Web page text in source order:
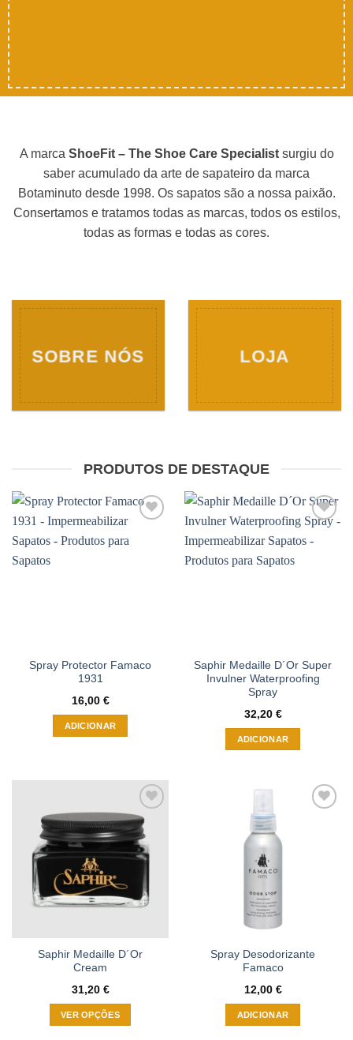
A marca ShoeFit – The Shoe Care Specialistsurgiu do
saber acumulado da arte de sapateiro da marca
Botaminuto desde 1998. Os sapatos são a nossa paixão.
Consertamos e tratamos todas as marcas, todos os estilos,
todas as formas e todas as cores.
SOBRE NÓS LOJA
PRODUTOS DE DESTAQUE
à wishlist
Spray Protector Famaco
1931
16,00 €
ADICIONAR
à wishlist
Saphir Medaille D´Or Super
Invulner Waterproofing
Spray
32,20 €
ADICIONAR
Adicionar
à wishlist
Saphir Medaille D´Or
Cream
31,20 €
VER OPÇÕES
Spray Desodorizante
Famaco
12,00 €
ADICIONAR